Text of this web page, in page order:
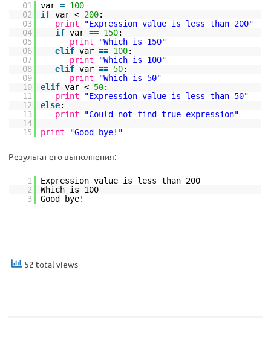
01 var = 100
02
if var < 200:
03
print
"Expression value is less than 200"
04
if var == 150:
05
print
"Which is 150"
06
elif var == 100:
07
print
"Which is 100"
08
elif var == 50:
09
print
"Which is 50"
10
elif var < 50:
11
print
"Expression value is less than 50"
12
else:
13
print
"Could not find true expression"
14
15
print "Good bye!"
Результат его выполнения:
1
Expression value is less than 200
2
Which is 100
3
Good bye!
52 total views